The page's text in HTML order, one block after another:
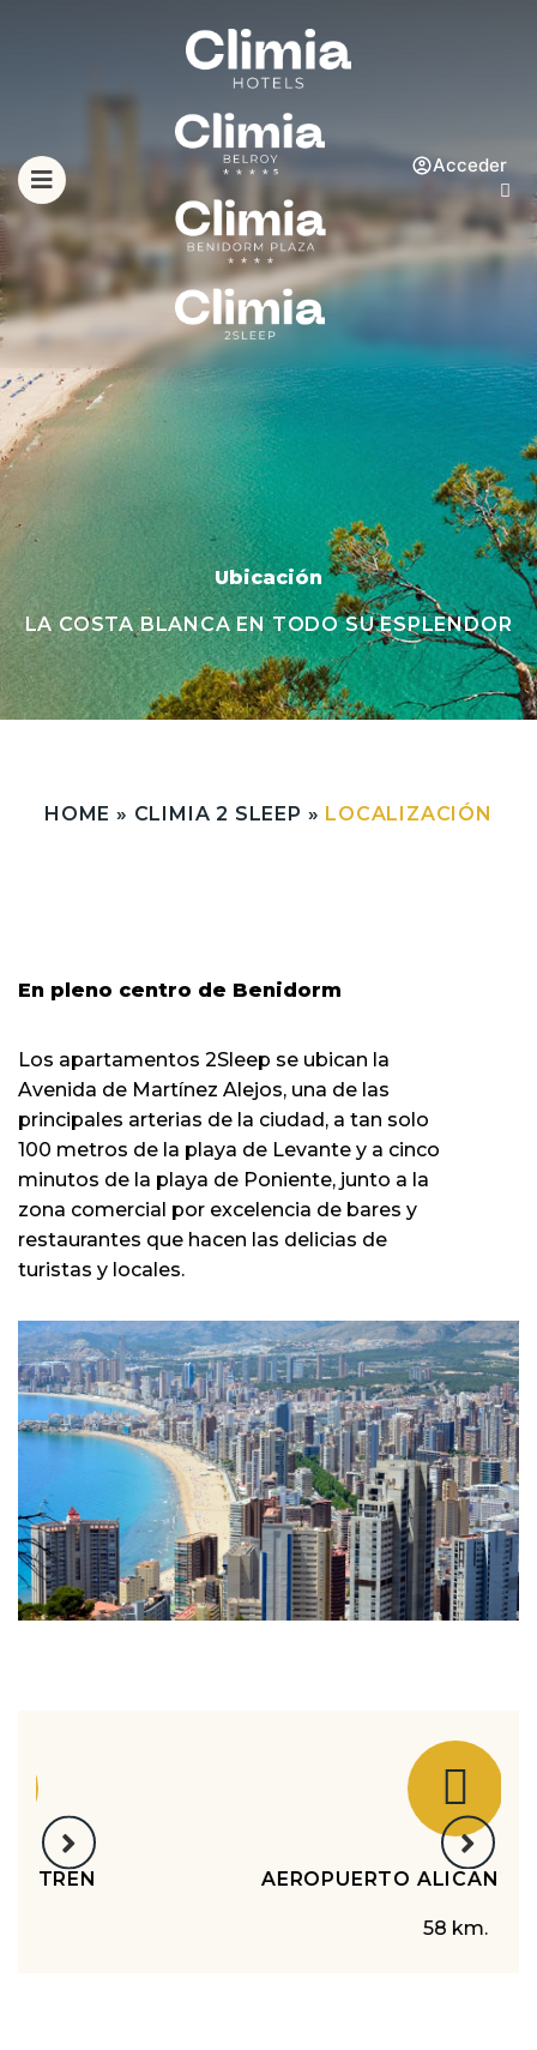
Acceder
Ubicación
LA COSTA BLANCA EN TODO SU ESPLENDOR
HOME » CLIMIA 2 SLEEP » LOCALIZACIÓN
En pleno centro de Benidorm
Los apartamentos 2Sleep se ubican la
Avenida de Martínez Alejos, una de las
principales arterias de la ciudad, a tan solo
100 metros de la playa de Levante y a cinco
minutos de la playa de Poniente, junto a la
zona comercial por excelencia de bares y
restaurantes que hacen las delicias de
turistas y locales.
ESTACIÓN DE AUTOBUSES BENIDORM